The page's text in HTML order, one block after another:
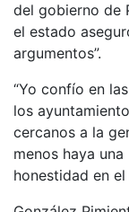
del gobierno de
el estado
argumentos”.
“Yo confío en
los
cercanos a la
menos haya
honestidad en